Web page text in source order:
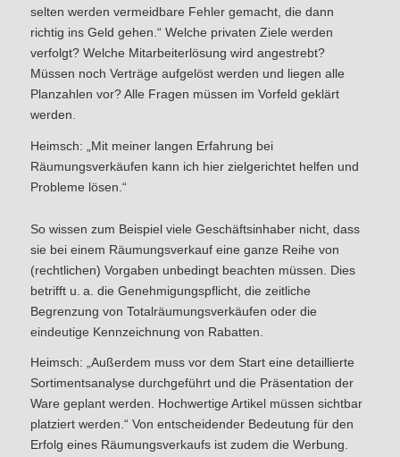
selten werden vermeidbare Fehler gemacht, die dann
richtig ins Geld gehen.“ Welche privaten Ziele werden
verfolgt? Welche Mitarbeiterlösung wird angestrebt?
Müssen noch Verträge aufgelöst werden und liegen alle
Planzahlen vor? Alle Fragen müssen im Vorfeld geklärt
werden.
Heimsch: „Mit meiner langen Erfahrung bei
Räumungsverkäufen kann ich hier zielgerichtet helfen und
Probleme lösen.“
So wissen zum Beispiel viele Geschäftsinhaber nicht, dass
sie bei einem Räumungsverkauf eine ganze Reihe von
(rechtlichen) Vorgaben unbedingt beachten müssen. Dies
betrifft u. a. die Genehmigungspflicht, die zeitliche
Begrenzung von Totalräumungsverkäufen oder die
eindeutige Kennzeichnung von Rabatten.
Heimsch: „Außerdem muss vor dem Start eine detaillierte
Sortimentsanalyse durchgeführt und die Präsentation der
Ware geplant werden. Hochwertige Artikel müssen sichtbar
platziert werden.“ Von entscheidender Bedeutung für den
Erfolg eines Räumungsverkaufs ist zudem die Werbung.